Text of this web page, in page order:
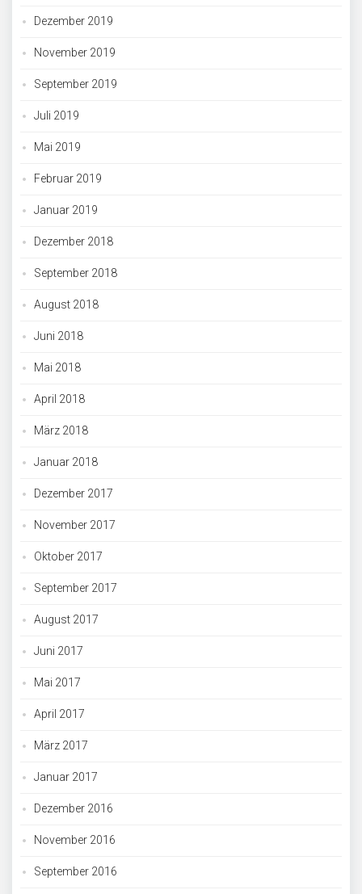
Dezember 2019
November 2019
September 2019
Juli 2019
Mai 2019
Februar 2019
Januar 2019
Dezember 2018
September 2018
August 2018
Juni 2018
Mai 2018
April 2018
März 2018
Januar 2018
Dezember 2017
November 2017
Oktober 2017
September 2017
August 2017
Juni 2017
Mai 2017
April 2017
März 2017
Januar 2017
Dezember 2016
November 2016
September 2016